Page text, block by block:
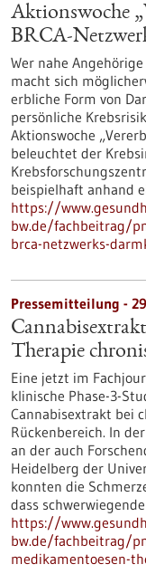
Aktionswoche
BRCA-
Wer nahe
macht sich
erbliche Form von
persönliche
Aktionswoche
beleuchtet der
beispielhaft anhand
https://
bw.de/fachbeitrag/
brca-netzwerks-
Pressemitteilung -
Therapie
Eine jetzt im
klinische Phase-3-
Cannabisextrakt bei
Rückenbereich. In
an der auch
Heidelberg der
konnten die
dass
https://
bw.de/fachbeitrag/
medikamentoesen-